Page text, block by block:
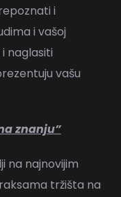
i
i vašoj
naglasiti
vašu
znanju”
na najnovijim
tržišta na